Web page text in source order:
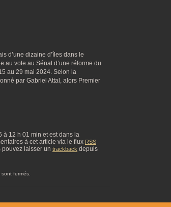
d’une dizaine d’îles dans le
au vote au Sénat d’une réforme du
au 29 mai 2024. Selon la
par Gabriel Attal, alors Premier
à 12 h 01 min et est dans la
à cet article via le flux RSS
pouvez laisser un trackback depuis
fermés.